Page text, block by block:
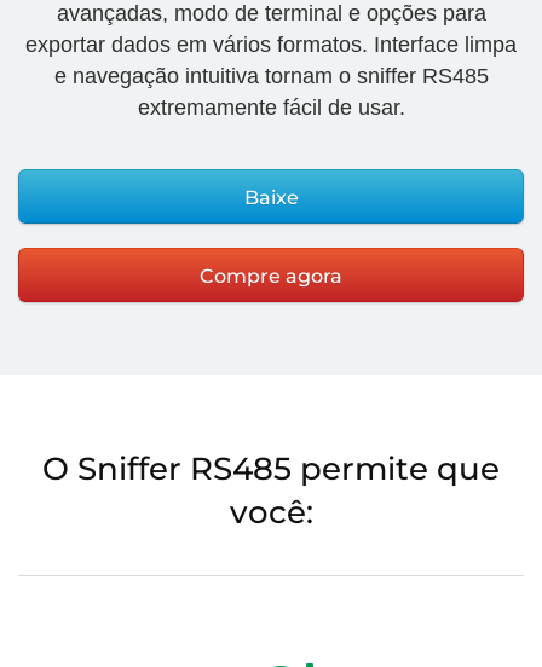
avançadas, modo de terminal e opções para
exportar dados em vários formatos. Interface limpa
e navegação intuitiva tornam o sniffer RS485
extremamente fácil de usar.
Baixe
Compre agora
O Sniffer RS485 permite que
você: